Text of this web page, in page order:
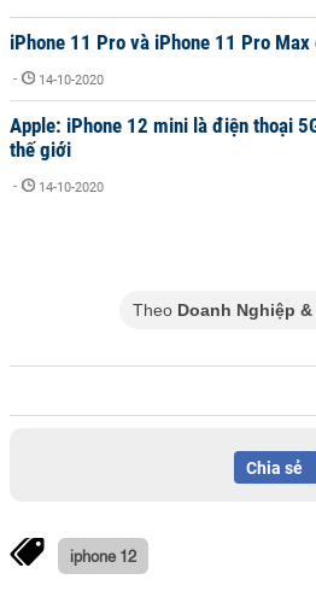
iPhone 11 Pro và iPhone 11 Pro
- 14-10-2020
Apple: iPhone 12 mini là điện thoại
thế giới
- 14-10-2020
Theo Doanh Nghiệp
Chia sẻ
iphone 12